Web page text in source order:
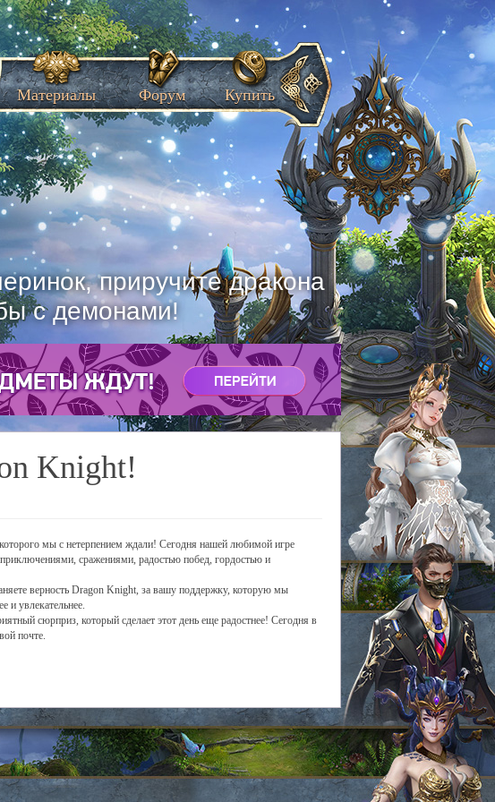
приручите дракона
с демонами!
Материалы Форум Купить
Knight!
мы с нетерпением ждали! Сегодня нашей любимой игре
сражениями, радостью побед, гордостью и
верность Dragon Knight, за вашу поддержку, которую мы
и увлекательнее.
сюрприз, который сделает этот день еще радостнее! Сегодня в
почте.